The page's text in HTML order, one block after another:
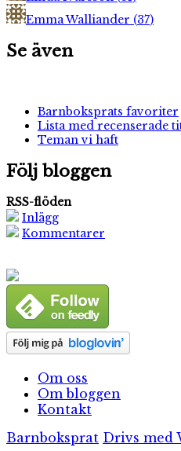
Emma Walliander (37)
Se även
Barnboksprats favoriter
Lista med recenserade
Teman vi haft
Följ bloggen
RSS-flöden
Inlägg
Kommentarer
Om oss
Om bloggen
Kontakt
Barnboksprat Drivs med